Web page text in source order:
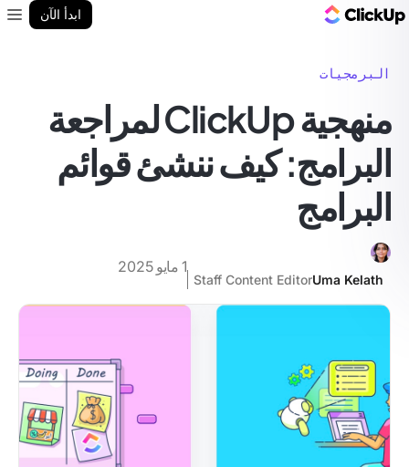
ابدأ الآن
البرمجيات
منهجية ClickUp لمراجعة
البرامج: كيف ننشئ قوائم
البرامج
Uma Kelath
Staff Content Editor
1 مايو 2025